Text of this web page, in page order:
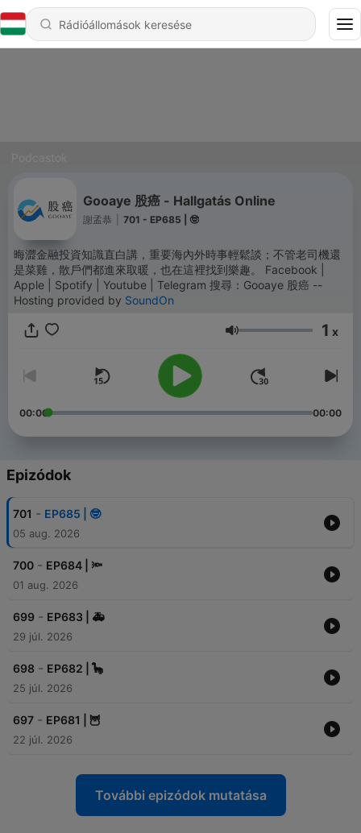
Gooaye 股癌 - Hallgatás Online
謝孟恭 701 - EP685 | 🤓
晦澀金融投資知識直白講，重要海內外時事輕鬆談；不管老司機還
是菜雞，散戶們都進來取暖，也在這裡找到樂趣。 Facebook |
Apple | Spotify | Youtube | Telegram 搜尋：Gooaye 股癌 --
Hosting provided by SoundOn
Hangerő 1 x
00:00 00:00
Epizódok
701 - EP685 | 🤓
05 aug. 2026
700 - EP684 | 🔦
01 aug. 2026
699 - EP683 | 🚑
29 júl. 2026
698 - EP682 | 🦕
25 júl. 2026
697 - EP681 | 🦉
22 júl. 2026
További epizódok mutatása